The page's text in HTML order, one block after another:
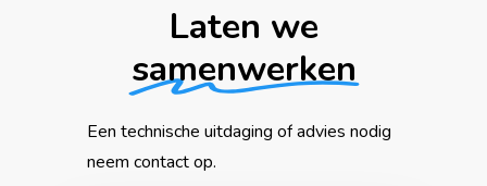
Laten we
samenwerken
Een technische uitdaging ofadvies nodig
neem contactop.